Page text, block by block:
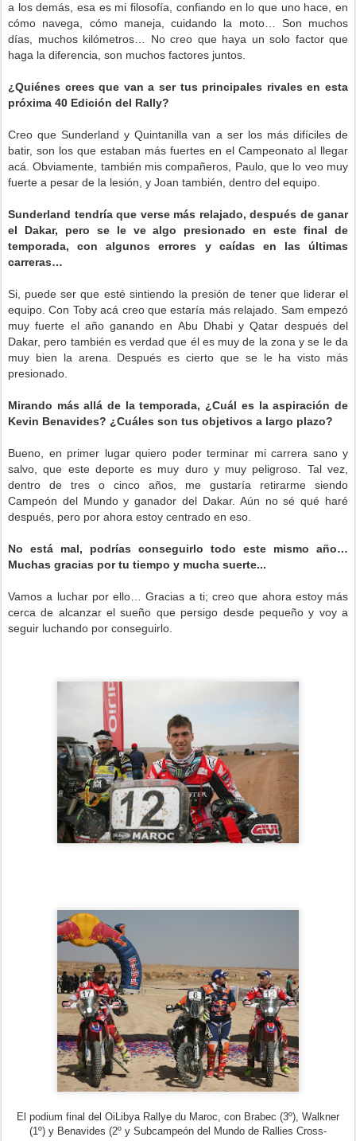
a los demás, esa es mi filosofía, confiando en lo que uno hace, en
cómo navega, cómo maneja, cuidando la moto… Son muchos
días, muchos kilómetros… No creo que haya un solo factor que
haga la diferencia, son muchos factores juntos.
¿Quiénes crees que van a ser tus principales rivales en esta
próxima 40 Edición del Rally?
Creo que Sunderland y Quintanilla van a ser los más difíciles de
batir, son los que estaban más fuertes en el Campeonato al llegar
acá. Obviamente, también mis compañeros, Paulo, que lo veo muy
fuerte a pesar de la lesión, y Joan también, dentro del equipo.
Sunderland tendría que verse más relajado, después de ganar
el Dakar, pero se le ve algo presionado en este final de
temporada, con algunos errores y caídas en las últimas
carreras…
Si, puede ser que esté sintiendo la presión de tener que liderar el
equipo. Con Toby acá creo que estaría más relajado. Sam empezó
muy fuerte el año ganando en Abu Dhabi y Qatar después del
Dakar, pero también es verdad que él es muy de la zona y se le da
muy bien la arena. Después es cierto que se le ha visto más
presionado.
Mirando más allá de la temporada, ¿Cuál es la aspiración de
Kevin Benavides? ¿Cuáles son tus objetivos a largo plazo?
Bueno, en primer lugar quiero poder terminar mi carrera sano y
salvo, que este deporte es muy duro y muy peligroso. Tal vez,
dentro de tres o cinco años, me gustaría retirarme siendo
Campeón del Mundo y ganador del Dakar. Aún no sé qué haré
después, pero por ahora estoy centrado en eso.
No está mal, podrías conseguirlo todo este mismo año…
Muchas gracias por tu tiempo y mucha suerte...
Vamos a luchar por ello… Gracias a ti; creo que ahora estoy más
cerca de alcanzar el sueño que persigo desde pequeño y voy a
seguir luchando por conseguirlo.
El podium final del OiLibya Rallye du Maroc, con Brabec (3º), Walkner
(1º) y Benavides (2º y Subcampeón del Mundo de Rallies Cross-